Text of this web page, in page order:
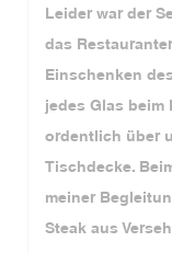
Leider war der
das
Einschenken
jedes Glas
ordentlich über
Tischdecke.
meiner
Steak aus